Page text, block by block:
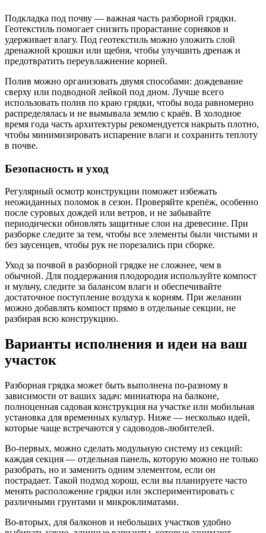
Подкладка под почву — важная часть разборной грядки.
Геотекстиль помогает снизить прорастание сорняков и
удерживает влагу. Под геотекстиль можно уложить слой
дренажной крошки или щебня, чтобы улучшить дренаж и
предотвратить переувлажнение корней.
Полив можно организовать двумя способами: дождевание
сверху или подводной лейкой под дном. Лучше всего
использовать полив по краю грядки, чтобы вода равномерно
распределялась и не вымывала землю с краёв. В холодное
время года часть архитектуры рекомендуется накрыть плотно,
чтобы минимизировать испарение влаги и сохранить теплоту
в почве.
Безопасность и уход
Регулярный осмотр конструкции поможет избежать
неожиданных поломок в сезон. Проверяйте крепёж, особенно
после суровых дождей или ветров, и не забывайте
периодически обновлять защитные слои на древесине. При
разборке следите за тем, чтобы все элементы были чистыми и
без заусенцев, чтобы рук не порезались при сборке.
Уход за почвой в разборной грядке не сложнее, чем в
обычной. Для поддержания плодородия используйте компост
и мульчу, следите за балансом влаги и обеспечивайте
достаточное поступление воздуха к корням. При желании
можно добавлять компост прямо в отдельные секции, не
разбирая всю конструкцию.
Варианты исполнения и идеи на ваш
участок
Разборная грядка может быть выполнена по-разному в
зависимости от ваших задач: миниатюра на балконе,
полноценная садовая конструкция на участке или мобильная
установка для временных культур. Ниже — несколько идей,
которые чаще встречаются у садоводов-любителей.
Во-первых, можно сделать модульную систему из секций:
каждая секция — отдельная панель, которую можно не только
разобрать, но и заменить одним элементом, если он
пострадает. Такой подход хорош, если вы планируете часто
менять расположение грядки или экспериментировать с
различными грунтами и микроклиматами.
Во-вторых, для балконов и небольших участков удобно